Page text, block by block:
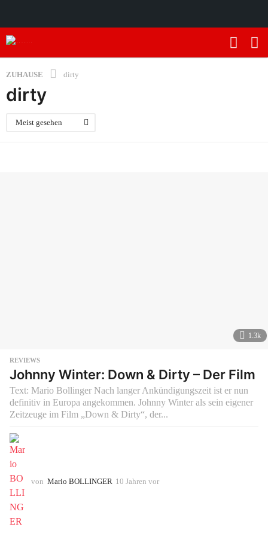
ZUHAUSE dirty
dirty
Meist gesehen
1.3k
REVIEWS
Johnny Winter: Down & Dirty – Der Film
Text: Mario Bollinger Nach langer Ankündigungszeit ist er nun
definitiv in Europa angekommen. Johnny Winter als sein eigener
Zeitzeuge im Film „Down & Dirty“, der...
von Mario BOLLINGER 10 Jahren vor